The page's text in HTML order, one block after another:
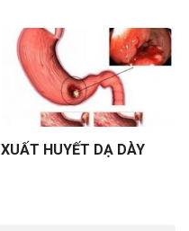
XUẤT HUYẾT DẠ DÀY